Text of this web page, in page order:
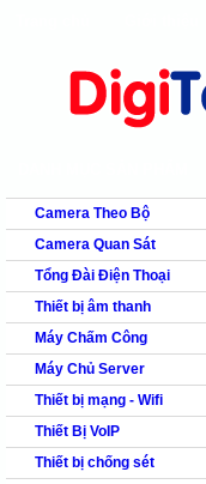
Camera Theo Bộ
Camera Quan Sát
Tổng Đài Điện Thoại
Thiết bị âm thanh
Máy Chấm Công
Máy Chủ Server
Thiết bị mạng - Wifi
Thiết Bị VoIP
Thiết bị chống sét